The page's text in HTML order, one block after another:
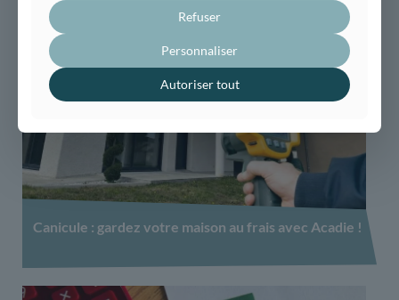
Canicule : gardez votre maison au frais avec Acadie !
Refuser
Personnaliser
Autoriser tout